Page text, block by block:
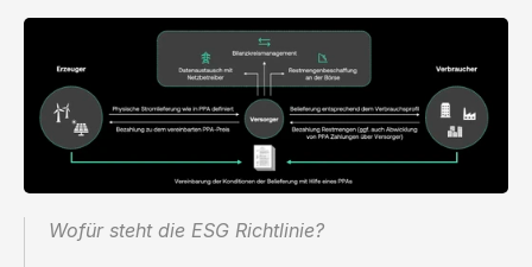
Wofür steht die ESG Richtlinie?‍